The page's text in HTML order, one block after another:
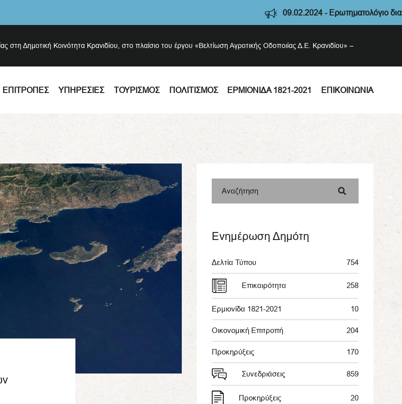
09.02.2024 - Ερωτηματολόγιο
στη Δημοτική Κοινότητα Κρανιδίου, στο πλαίσιο του έργου «Βελτίωση Αγροτικής Οδοποιίας Δ.Ε. Κρανιδίου» –
ΕΠΙΤΡΟΠΈΣ ΥΠΗΡΕΣΊΕΣ ΤΟΥΡΙΣΜΌΣ ΠΟΛΙΤΙΣΜΌΣ ΕΡΜΙΟΝΊΔΑ 1821-2021 ΕΠΙΚΟΙΝΩΝΊΑ
Αναζήτηση
Ενημέρωση Δημότη
Δελτία Τύπου 754
Επικαιρότητα 258
Ερμιονίδα 1821-2021 10
Οικονομική Επιτροπή 204
Προκηρύξεις 170
Συνεδριάσεις 859
Προκηρύξεις 20